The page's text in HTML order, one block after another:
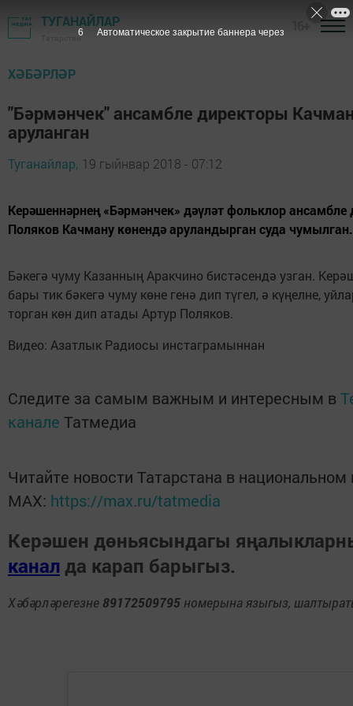
ТУГАНАЙЛАР
Татарстан
ХӘБӘРЛӘР
"Бәрмәнчек" ансамбле директоры
аруланган
Туганайлар, 19 гыйнвар 2018 - 07:12
Керәшеннәрнең «Бәрмәнчек» дәүләт фольклор
Поляков Качману көнендә аруландырган суда чумылган.
Бәкегә чуму Казанның Аракчино бистәсендә узган.
бары тик бәкегә чуму көне генә дип түгел, ә күңелне,
торган көн дип атады Артур Поляков.
Видео: Азатлык Радиосы инстаграмыннан
Следите за самым важным и интересным в
канале Татмедиа
Читайте новости Татарстана в
MАХ: https://max.ru/tatmedia
Керәшен дөньясындагы
канал да карап барыгыз.
Хәбәрләрегезне 89172509795 номерына языгыз,
5 Автоматическое закрытие баннера через